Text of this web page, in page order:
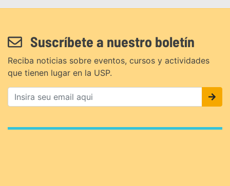
Suscríbete a nuestro boletín
Reciba noticias sobre eventos, cursos y actividades
que tienen lugar en la USP.